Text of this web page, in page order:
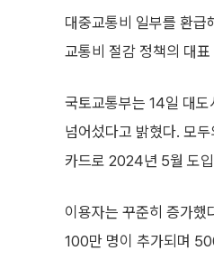
대중교통비 일부를 환급
교통비 절감 정책의 대
국토교통부는 14일 대
넘어섰다고 밝혔다. 모
카드로 2024년 5월 도
이용자는 꾸준히 증가했
100만 명이 추가되며